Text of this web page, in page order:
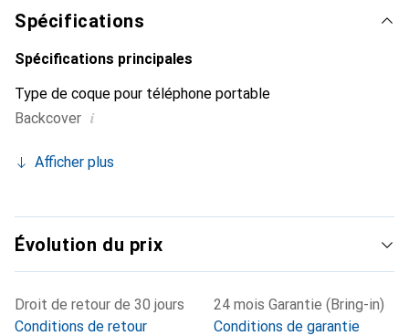
clientèle exigeante.
Spécifications
Spécifications principales
Type de coque pour téléphone portable
Backcover i
Afficher plus
Évolution du prix
Droit de retour de 30 jours
Conditions de retour
24 mois Garantie (Bring-in)
Conditions de garantie